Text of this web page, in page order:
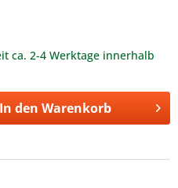
ca. 2-4 Werktage innerhalb
In den Warenkorb